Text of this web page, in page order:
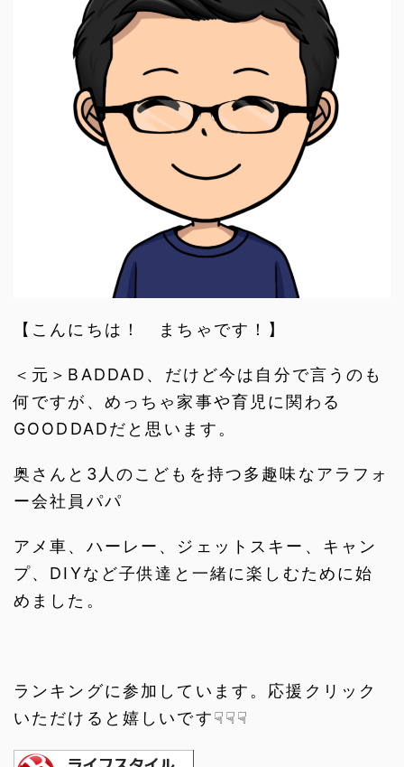
【こんにちは！ まちゃです！】
＜元＞BADDAD、だけど今は自分で言うのも
何ですが、めっちゃ家事や育児に関わる
GOODDADだと思います。
奥さんと3人のこどもを持つ多趣味なアラフォ
ー会社員パパ
アメ車、ハーレー、ジェットスキー、キャン
プ、DIYなど子供達と一緒に楽しむために始
めました。
ランキングに参加しています。応援クリック
いただけると嬉しいです☟☟☟